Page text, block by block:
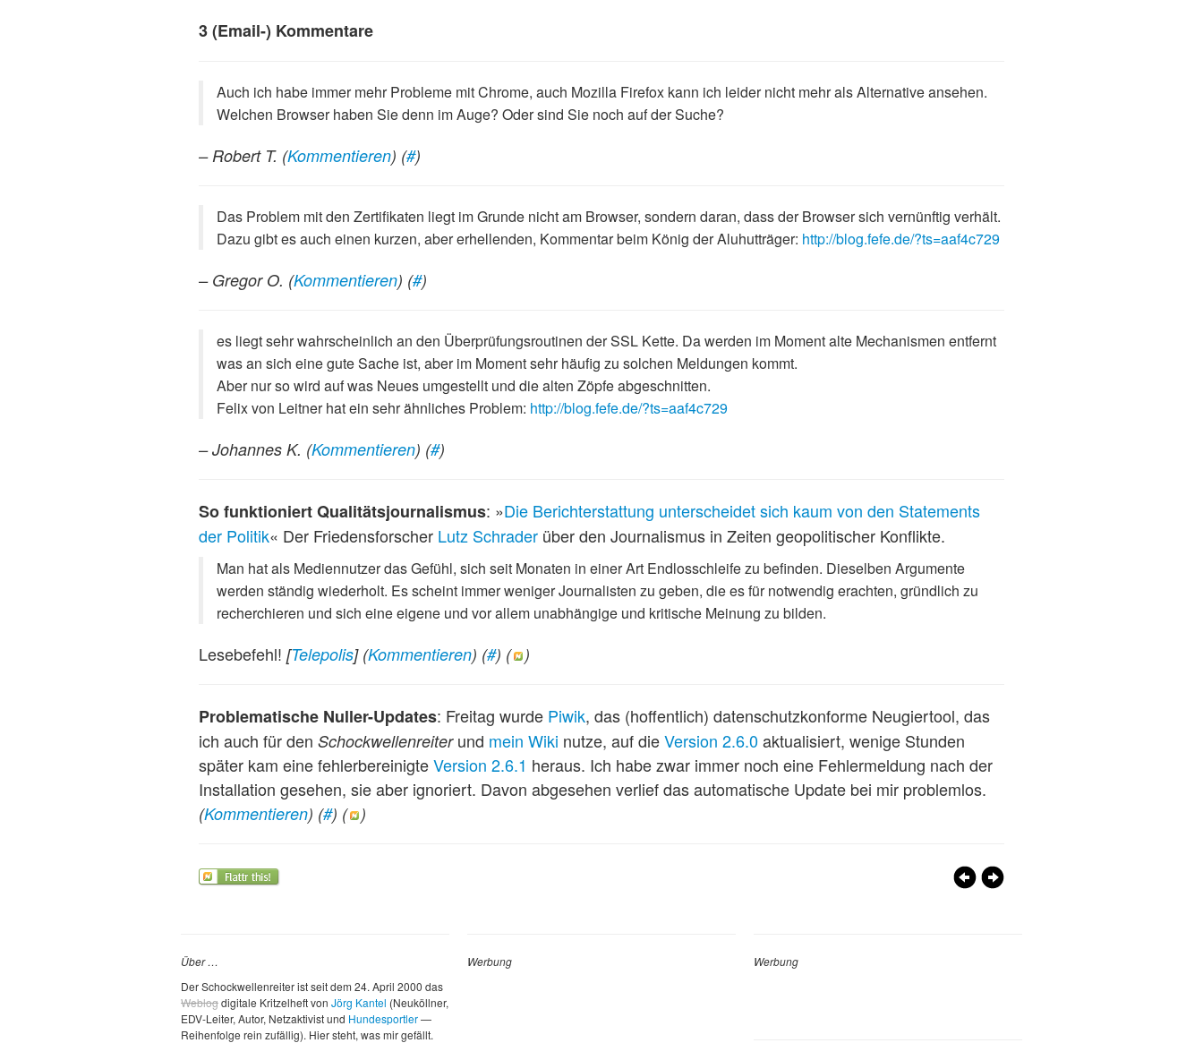
3 (Email-) Kommentare
Auch ich habe immer mehr Probleme mit Chrome, auch Mozilla Firefox kann ich leider nicht mehr als Alternative ansehen.
Welchen Browser haben Sie denn im Auge? Oder sind Sie noch auf der Suche?
– Robert T. (Kommentieren) (#)
Das Problem mit den Zertifikaten liegt im Grunde nicht am Browser, sondern daran, dass der Browser sich vernünftig verhält.
Dazu gibt es auch einen kurzen, aber erhellenden, Kommentar beim König der Aluhutträger: http://blog.fefe.de/?ts=aaf4c729
– Gregor O. (Kommentieren) (#)
es liegt sehr wahrscheinlich an den Überprüfungsroutinen der SSL Kette. Da werden im Moment alte Mechanismen entfernt
was an sich eine gute Sache ist, aber im Moment sehr häufig zu solchen Meldungen kommt.
Aber nur so wird auf was Neues umgestellt und die alten Zöpfe abgeschnitten.
Felix von Leitner hat ein sehr ähnliches Problem: http://blog.fefe.de/?ts=aaf4c729
– Johannes K. (Kommentieren) (#)
So funktioniert Qualitätsjournalismus: »Die Berichterstattung unterscheidet sich kaum von den Statements
der Politik« Der Friedensforscher Lutz Schrader über den Journalismus in Zeiten geopolitischer Konflikte.
Man hat als Mediennutzer das Gefühl, sich seit Monaten in einer Art Endlosschleife zu befinden. Dieselben Argumente
werden ständig wiederholt. Es scheint immer weniger Journalisten zu geben, die es für notwendig erachten, gründlich zu
recherchieren und sich eine eigene und vor allem unabhängige und kritische Meinung zu bilden.
Lesebefehl! [Telepolis] (Kommentieren) (#) ( )
Problematische Nuller-Updates: Freitag wurde Piwik, das (hoffentlich) datenschutzkonforme Neugiertool, das
ich auch für den Schockwellenreiterund mein Wiki nutze, auf dieVersion 2.6.0aktualisiert, wenige Stunden
später kam eine fehlerbereinigteVersion 2.6.1 heraus. Ich habe zwar immer noch eine Fehlermeldung nach der
Installation gesehen, sie aber ignoriert. Davon abgesehen verlief das automatische Update bei mir problemlos.
(Kommentieren) (#) ( )
Über …
Der Schockwellenreiter ist seit dem 24. April 2000 das
Weblogdigitale Kritzelheft von Jörg Kantel (Neuköllner,
EDV-Leiter, Autor, Netzaktivist und Hundesportler—
Reihenfolge rein zufällig). Hier steht, was mir gefällt.
Werbung Werbung